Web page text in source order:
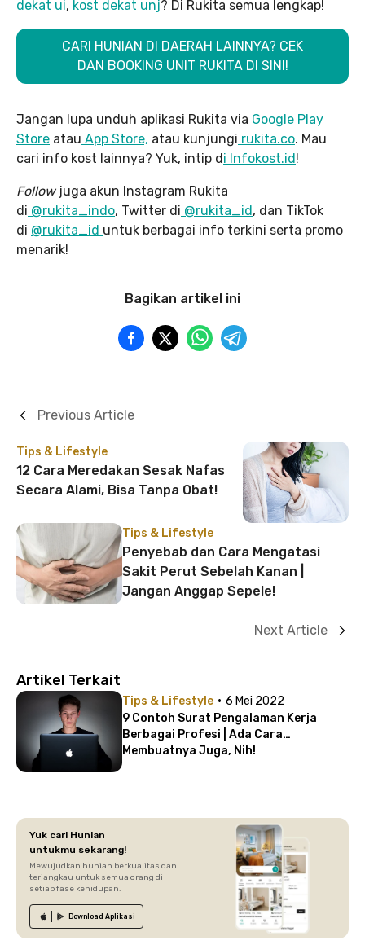
dekat ui, kost dekat unj? Di Rukita semua lengkap!
CARI HUNIAN DI DAERAH LAINNYA? CEK
DAN BOOKING UNIT RUKITA DI SINI!
Jangan lupa unduh aplikasi Rukita via Google Play
Store atau App Store, atau kunjungi rukita.co. Mau
cari info kost lainnya? Yuk, intip di Infokost.id!
Follow juga akun Instagram Rukita
di @rukita_indo, Twitter di @rukita_id, dan TikTok
di @rukita_id untuk berbagai info terkini serta promo
menarik!
Bagikan artikel ini
Tips & Lifestyle
12 Cara Meredakan Sesak Nafas
Secara Alami, Bisa Tanpa Obat!
Previous Article
Tips & Lifestyle
Penyebab dan Cara Mengatasi
Sakit Perut Sebelah Kanan |
Jangan Anggap Sepele!
Next Article
Artikel Terkait
Tips & Lifestyle · 6 Mei 2022
9 Contoh Surat Pengalaman Kerja
Berbagai Profesi | Ada Cara
Membuatnya Juga, Nih!
Yuk cari Hunian
untukmu sekarang!
Mewujudkan hunian berkualitas dan
terjangkau untuk semua orang di
setiap fase kehidupan.
Download Aplikasi